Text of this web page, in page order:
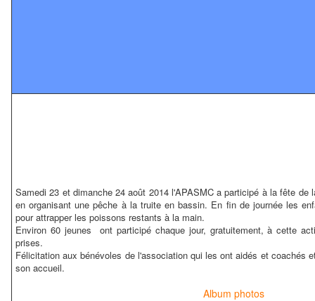
Samedi 23 et dimanche 24 août 2014 l'APASMC a participé à la fête
en organisant une pêche à la truite en bassin. En fin de journée les
pour attrapper les poissons restants à la main.
Environ 60 jeunes ont participé chaque jour, gratuitement, à cette
prises.
Félicitation aux bénévoles de l'association qui les ont aidés et coachés
son accueil.
Album photos